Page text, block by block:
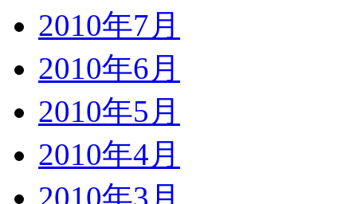
2010年7月
2010年6月
2010年5月
2010年4月
2010年3月